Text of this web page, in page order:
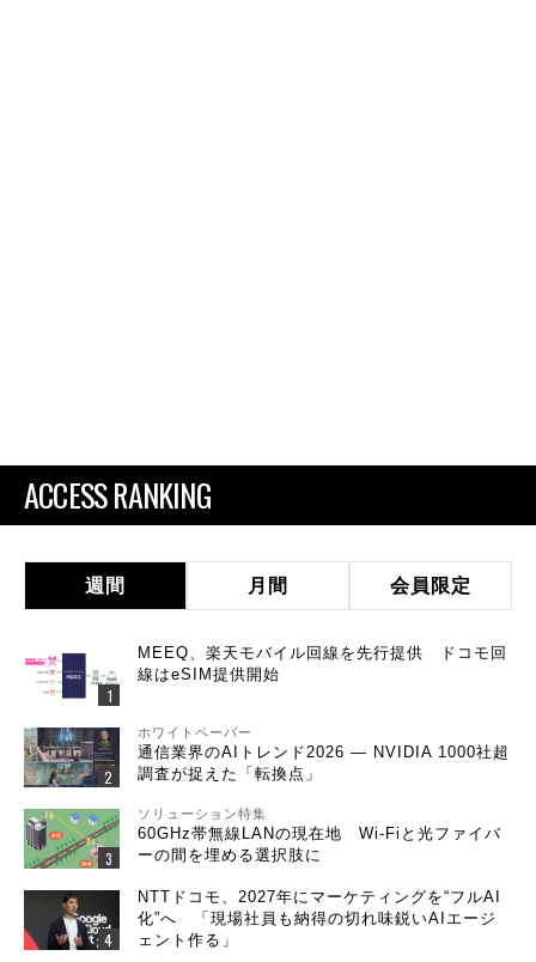
ACCESS RANKING
週間 月間 会員限定
MEEQ、楽天モバイル回線を先行提供 ドコモ回
線はeSIM提供開始
ホワイトペーパー
通信業界のAIトレンド2026 ― NVIDIA 1000社超
調査が捉えた「転換点」
ソリューション特集
60GHz帯無線LANの現在地 Wi-Fiと光ファイバ
ーの間を埋める選択肢に
NTTドコモ、2027年にマーケティングを“フルAI
化”へ 「現場社員も納得の切れ味鋭いAIエージ
ェント作る」